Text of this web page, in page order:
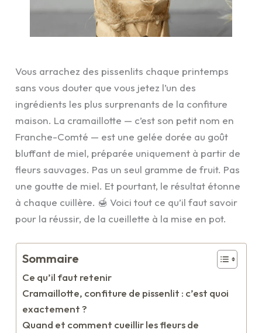
Vous arrachez des pissenlits chaque printemps
sans vous douter que vous jetez l’un des
ingrédients les plus surprenants de la confiture
maison. La cramaillotte — c’est son petit nom en
Franche-Comté — est une gelée dorée au goût
bluffant de miel, préparée uniquement à partir de
fleurs sauvages. Pas un seul gramme de fruit. Pas
une goutte de miel. Et pourtant, le résultat étonne
à chaque cuillère. 🍯 Voici tout ce qu’il faut savoir
pour la réussir, de la cueillette à la mise en pot.
Sommaire
Ce qu’il faut retenir
Cramaillotte, confiture de pissenlit : c’est quoi
exactement ?
Quand et comment cueillir les fleurs de